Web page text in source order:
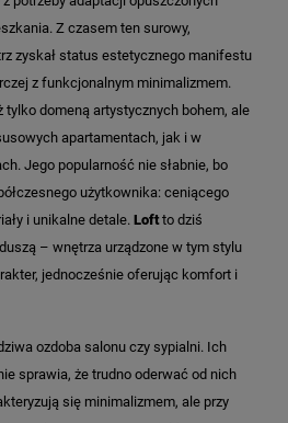
Z czasem ten surowy,
zyskał status estetycznego manifestu
z funkcjonalnym minimalizmem.
domeną artystycznych bohem, ale
apartamentach, jak i w
Jego popularność nie słabnie, bo
użytkownika: ceniącego
i unikalne detale. Loftto dziś
– wnętrza urządzone w tym stylu
jednocześnie oferując komfort i
ozdoba salonu czy sypialni. Ich
sprawia, że trudno oderwać od nich
się minimalizmem, ale przy